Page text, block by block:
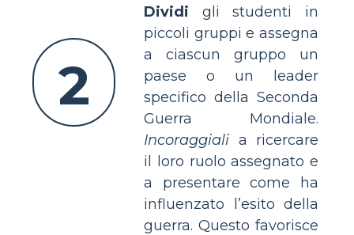
2
Dividi gli studenti in
piccoli gruppi e assegna
a ciascun gruppo un
paese o un leader
specifico della Seconda
Guerra Mondiale.
Incoraggiali a ricercare
il loro ruolo assegnato e
a presentare come ha
influenzato l’esito della
guerra. Questo favorisce